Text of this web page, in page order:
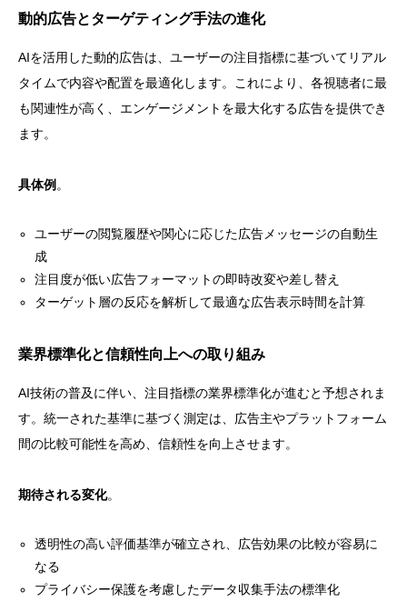
動的広告とターゲティング手法の進化
AIを活用した動的広告は、ユーザーの注目指標に基づいてリアル
タイムで内容や配置を最適化します。これにより、各視聴者に最
も関連性が高く、エンゲージメントを最大化する広告を提供でき
ます。
具体例 。
ユーザーの閲覧履歴や関心に応じた広告メッセージの自動生
成
注目度が低い広告フォーマットの即時改変や差し替え
ターゲット層の反応を解析して最適な広告表示時間を計算
業界標準化と信頼性向上への取り組み
AI技術の普及に伴い、注目指標の業界標準化が進むと予想されま
す。統一された基準に基づく測定は、広告主やプラットフォーム
間の比較可能性を高め、信頼性を向上させます。
期待される変化。
透明性の高い評価基準が確立され、広告効果の比較が容易に
なる
プライバシー保護を考慮したデータ収集手法の標準化